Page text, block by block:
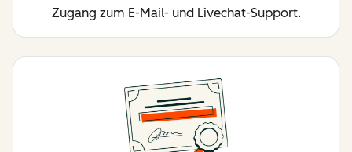
Zugang zum E-Mail- und Livechat-Support.